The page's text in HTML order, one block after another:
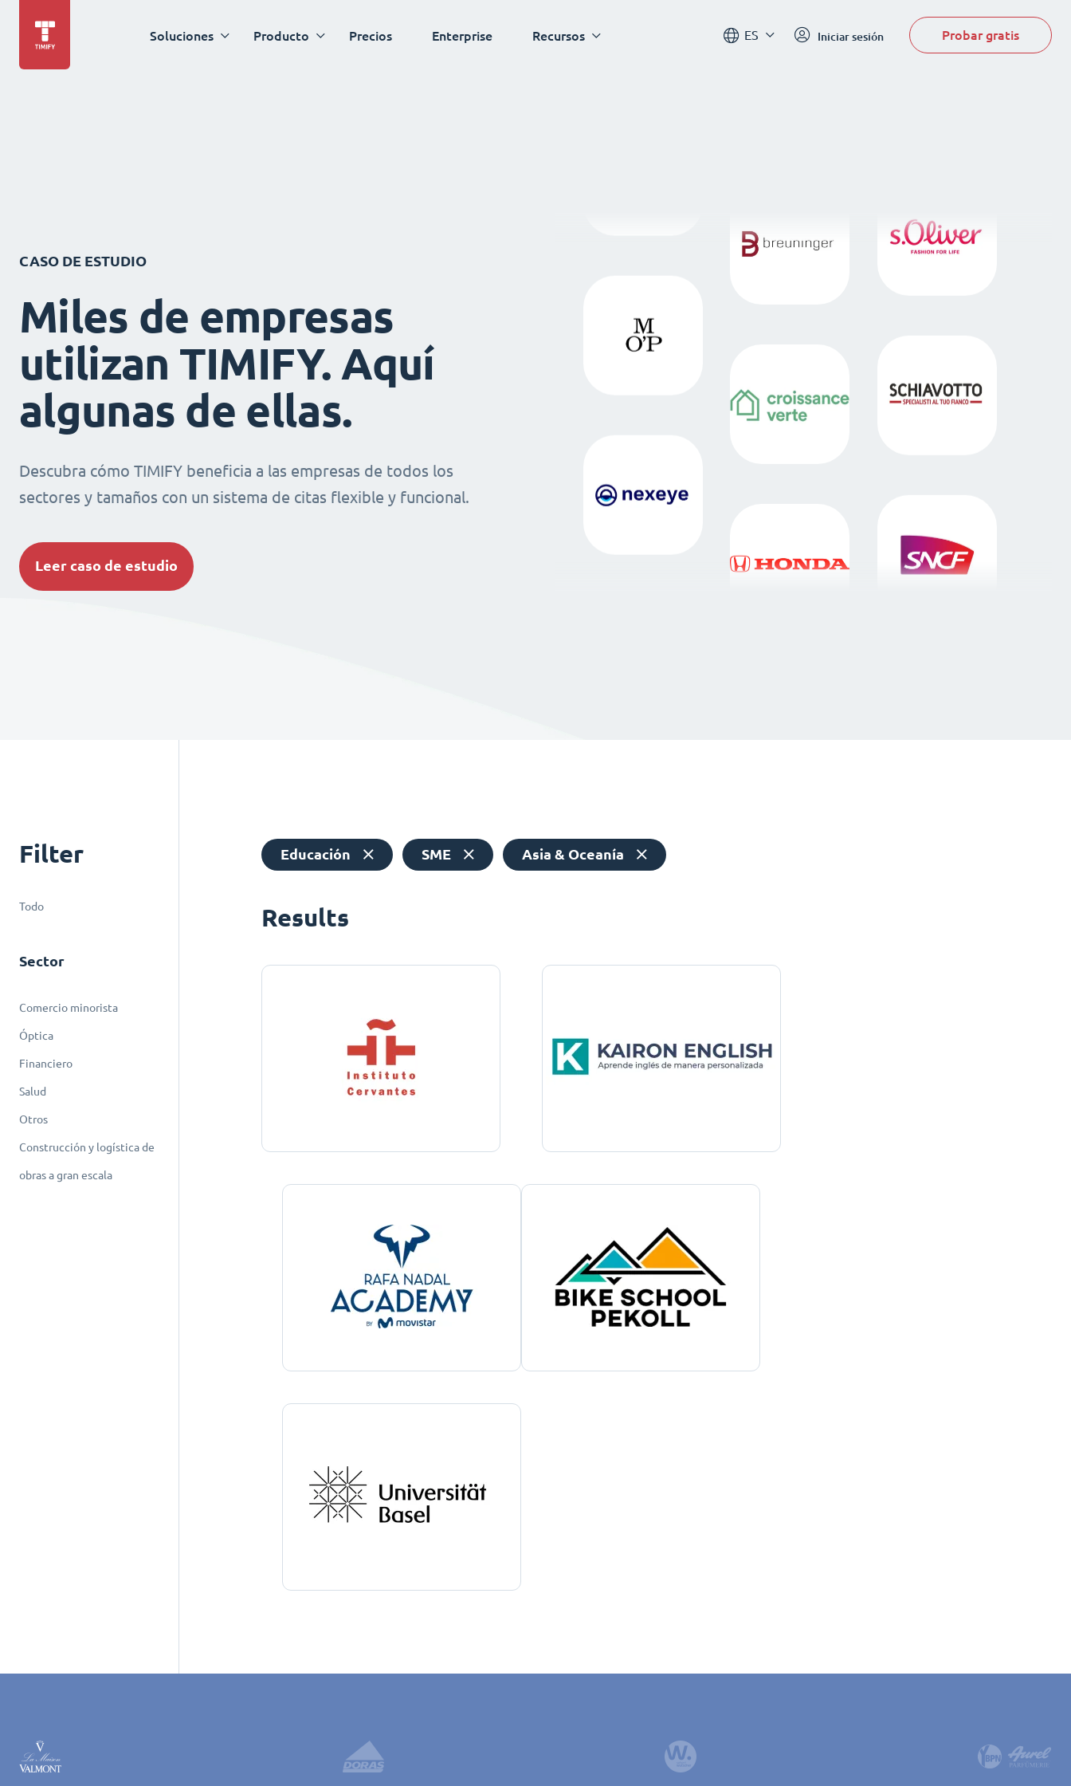
Soluciones Producto Precios Enterprise Recursos ES Iniciar sesión Probar gratis
CASO DE ESTUDIO
Miles de empresas
utilizan TIMIFY. Aquí
algunas de ellas.
Descubra cómo TIMIFY beneficia a las empresas de todos los
sectores y tamaños con un sistema de citas flexible y funcional.
Leer caso de estudio
Filter
Todo
Sector
Comercio minorista
Óptica
Financiero
Salud
Otros
Construcción y logística de
obras a gran escala
Educación SME Asia & Oceanía
Results